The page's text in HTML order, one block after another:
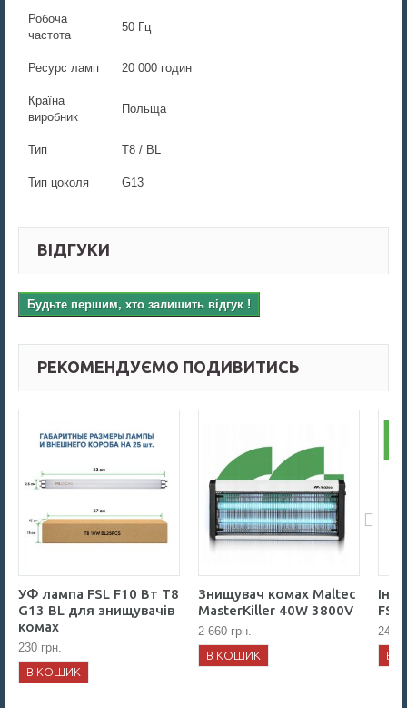
Робоча
частота
50 Гц
Ресурс ламп 20 000 годин
Країна
виробник
Польща
Тип Т8 / BL
Тип цоколя G13
ВІДГУКИ
Будьте першим, хто залишить відгук !
РЕКОМЕНДУЄМО ПОДИВИТИСЬ
УФ лампа FSL F10 Вт T8
G13 BL для знищувачів
комах
230 грн.
В КОШИК
Знищувач комах Maltec
MasterKiller 40W 3800V
2 660 грн.
В КОШИК
FSL
240
В